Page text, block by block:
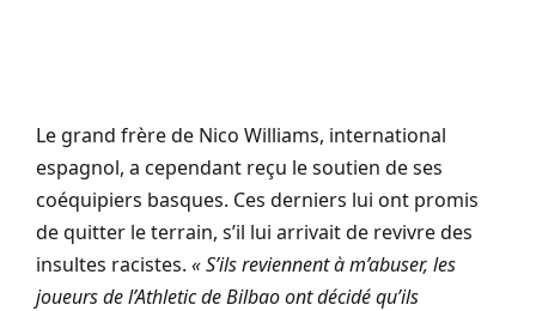
Le grand frère de Nico Williams, international
espagnol, a cependant reçu le soutien de ses
coéquipiers basques. Ces derniers lui ont promis
de quitter le terrain, s’il lui arrivait de revivre des
insultes racistes. « S’ils reviennent à m’abuser, les
joueurs de l’Athletic de Bilbao ont décidé qu’ils